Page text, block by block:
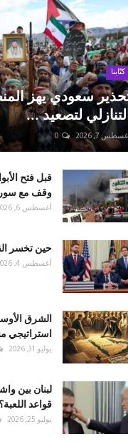
كتّابنا
سعودي يهز
لتصعيد ...
7, 2026
0
قبل فتح
وقف مع
أغسطس 6, 2026
حين تخسر
أغسطس 4, 2026
الشرق
استراتيجي
يوليو 31, 2026
لبنان بين
قواعد اللعبة؟
يوليو 25, 2026